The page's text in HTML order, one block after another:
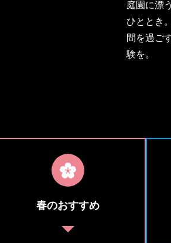
庭園に漂
ひととき
間を過ご
験を。
春のおすすめ